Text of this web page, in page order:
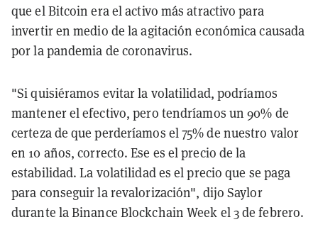
que el Bitcoin era el activo más atractivo para
invertir en medio de la agitación económica causada
por la pandemia de coronavirus.
"Si quisiéramos evitar la volatilidad, podríamos
mantener el efectivo, pero tendríamos un 90% de
certeza de que perderíamos el 75% de nuestro valor
en 10 años,correcto. Ese es el precio de la
estabilidad. La volatilidad es el precio que se paga
para conseguir la revalorización", dijo Saylor
durante la Binance Blockchain Week el 3 de febrero.